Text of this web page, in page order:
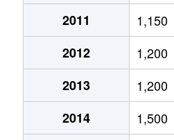
北８条東
3,000万円
北８条東
2,600万円
北９条東
3,400万円
北１０条東
1,800万円
2011
1,150
2012
1,200
2013
1,200
2014
1,500